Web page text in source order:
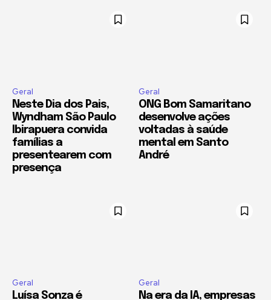
Geral
Neste Dia dos Pais,
Wyndham São Paulo
Ibirapuera convida
famílias a
presentearem com
presença
Geral
ONG Bom Samaritano
desenvolve ações
voltadas à saúde
mental em Santo
André
Geral
Luísa Sonza é
Geral
Na era da IA, empresas